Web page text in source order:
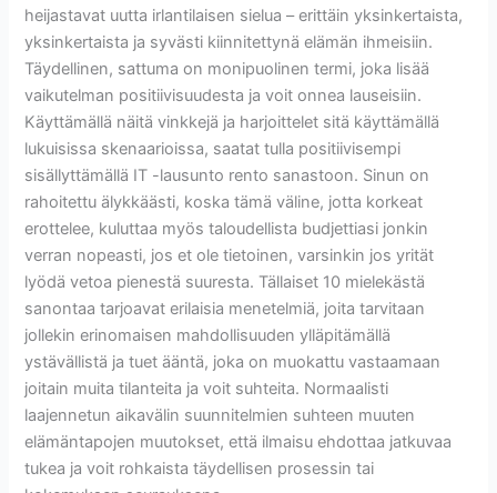
heijastavat uutta irlantilaisen sielua – erittäin yksinkertaista,
yksinkertaista ja syvästi kiinnitettynä elämän ihmeisiin.
Täydellinen, sattuma on monipuolinen termi, joka lisää
vaikutelman positiivisuudesta ja voit onnea lauseisiin.
Käyttämällä näitä vinkkejä ja harjoittelet sitä käyttämällä
lukuisissa skenaarioissa, saatat tulla positiivisempi
sisällyttämällä IT -lausunto rento sanastoon. Sinun on
rahoitettu älykkäästi, koska tämä väline, jotta korkeat
erottelee, kuluttaa myös taloudellista budjettiasi jonkin
verran nopeasti, jos et ole tietoinen, varsinkin jos yrität
lyödä vetoa pienestä suuresta. Tällaiset 10 mielekästä
sanontaa tarjoavat erilaisia ​​menetelmiä, joita tarvitaan
jollekin erinomaisen mahdollisuuden ylläpitämällä
ystävällistä ja tuet ääntä, joka on muokattu vastaamaan
joitain muita tilanteita ja voit suhteita. Normaalisti
laajennetun aikavälin suunnitelmien suhteen muuten
elämäntapojen muutokset, että ilmaisu ehdottaa jatkuvaa
tukea ja voit rohkaista täydellisen prosessin tai